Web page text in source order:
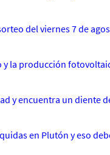
del viernes 7 de
y la producción
y encuentra un diente
en Plutón y eso